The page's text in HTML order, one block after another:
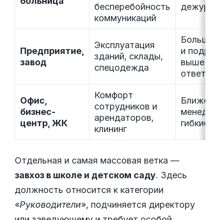
бесперебойность
коммуникаций
Предприятие,
завод
Эксплуатация
зданий, склады,
спецодежда
Больше
и
выше
Офис,
бизнес-
центр, ЖК
Комфорт
сотрудников и
арендаторов,
клининг
Ближе к
гибкие
Отдельная и самая массовая ветка —
завхоз в школе и детском саду. Здесь
должность относится к категории
«Руководители», подчиняется директору